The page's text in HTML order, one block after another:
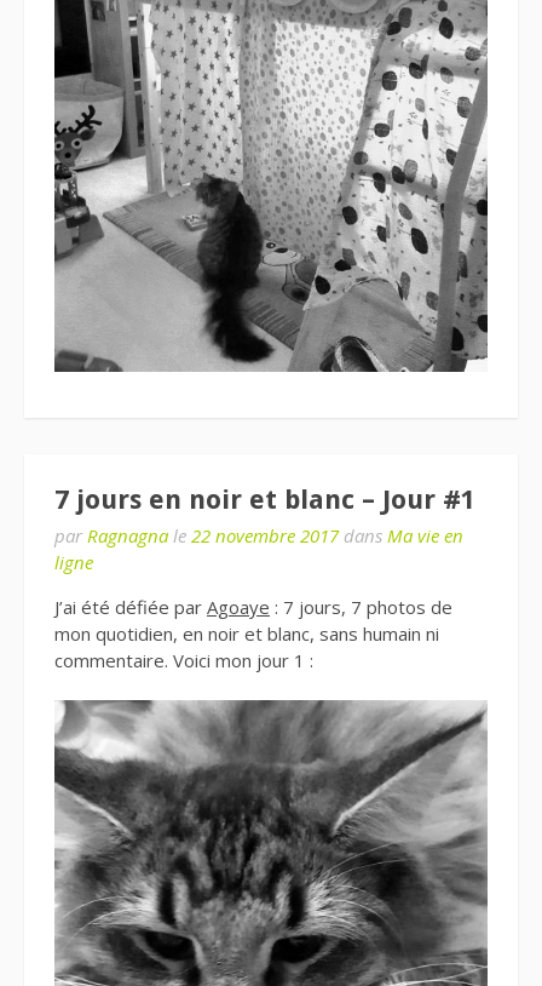
7 jours en noir et blanc – Jour #1
par Ragnagna le 22 novembre 2017dans Ma vie en
ligne
J’ai été défiée par Agoaye : 7 jours, 7 photos de
mon quotidien, en noir et blanc, sans humain ni
commentaire. Voici mon jour 1 :